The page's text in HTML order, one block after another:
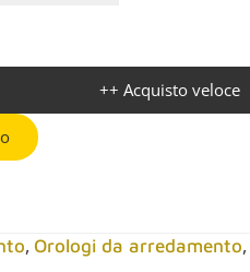
++ Acquisto veloce
, Orologi da arredamento,